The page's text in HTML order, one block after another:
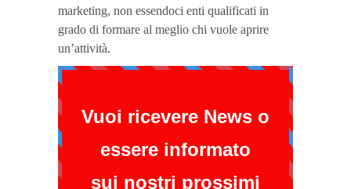
marketing, non essendoci enti qualificati in
grado di formare al meglio chi vuole aprire
un’attività.